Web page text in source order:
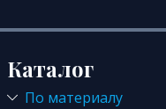
Каталог
По материалу